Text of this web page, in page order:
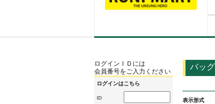
ログインＩＤには
会員番号をご入力ください
ログインはこちら
ID
バッグ
表示形式